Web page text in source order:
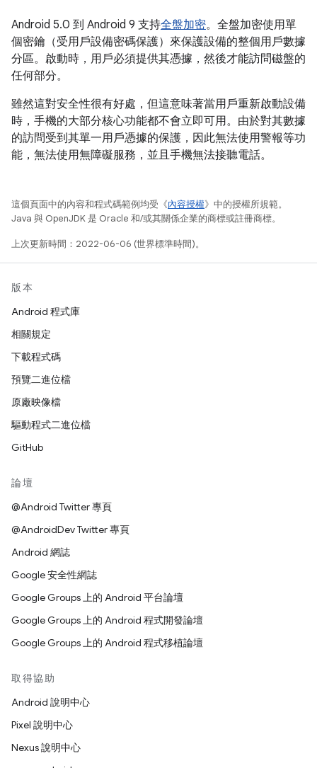
Android 5.0 到 Android 9 支持全盤加密。全盤加密使用單
個密鑰（受用戶設備密碼保護）來保護設備的整個用戶數據
分區。啟動時，用戶必須提供其憑據，然後才能訪問磁盤的
任何部分。
雖然這對安全性很有好處，但這意味著當用戶重新啟動設備
時，手機的大部分核心功能都不會立即可用。由於對其數據
的訪問受到其單一用戶憑據的保護，因此無法使用警報等功
能，無法使用無障礙服務，並且手機無法接聽電話。
這個頁面中的內容和程式碼範例均受《內容授權》中的授權所規範。
Java 與 OpenJDK 是 Oracle 和/或其關係企業的商標或註冊商標。
上次更新時間：2022-06-06 (世界標準時間)。
版本
Android 程式庫
相關規定
下載程式碼
預覽二進位檔
原廠映像檔
驅動程式二進位檔
GitHub
論壇
@Android Twitter 專頁
@AndroidDev Twitter 專頁
Android 網誌
Google 安全性網誌
Google Groups 上的 Android 平台論壇
Google Groups 上的 Android 程式開發論壇
Google Groups 上的 Android 程式移植論壇
取得協助
Android 說明中心
Pixel 說明中心
Nexus 說明中心